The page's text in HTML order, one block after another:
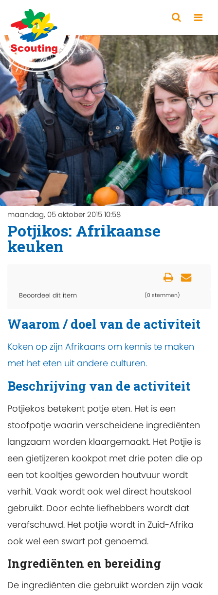
maandag, 05 oktober 2015 10:58
Potjikos: Afrikaanse
keuken
Beoordeel dit item (0 stemmen)
Waarom / doel van de activiteit
Koken op zijn Afrikaans om kennis te maken
met het eten uit andere culturen.
Beschrijving van de activiteit
Potjiekos betekent potje eten. Het is een
stoofpotje waarin verscheidene ingrediënten
langzaam worden klaargemaakt. Het Potjie is
een gietijzeren kookpot met drie poten die op
een tot kooltjes geworden houtvuur wordt
verhit. Vaak wordt ook wel direct houtskool
gebruikt. Door echte liefhebbers wordt dat
verafschuwd. Het potjie wordt in Zuid-Afrika
ook wel een swart pot genoemd.
Ingrediënten en bereiding
De ingrediënten die gebruikt worden zijn vaak